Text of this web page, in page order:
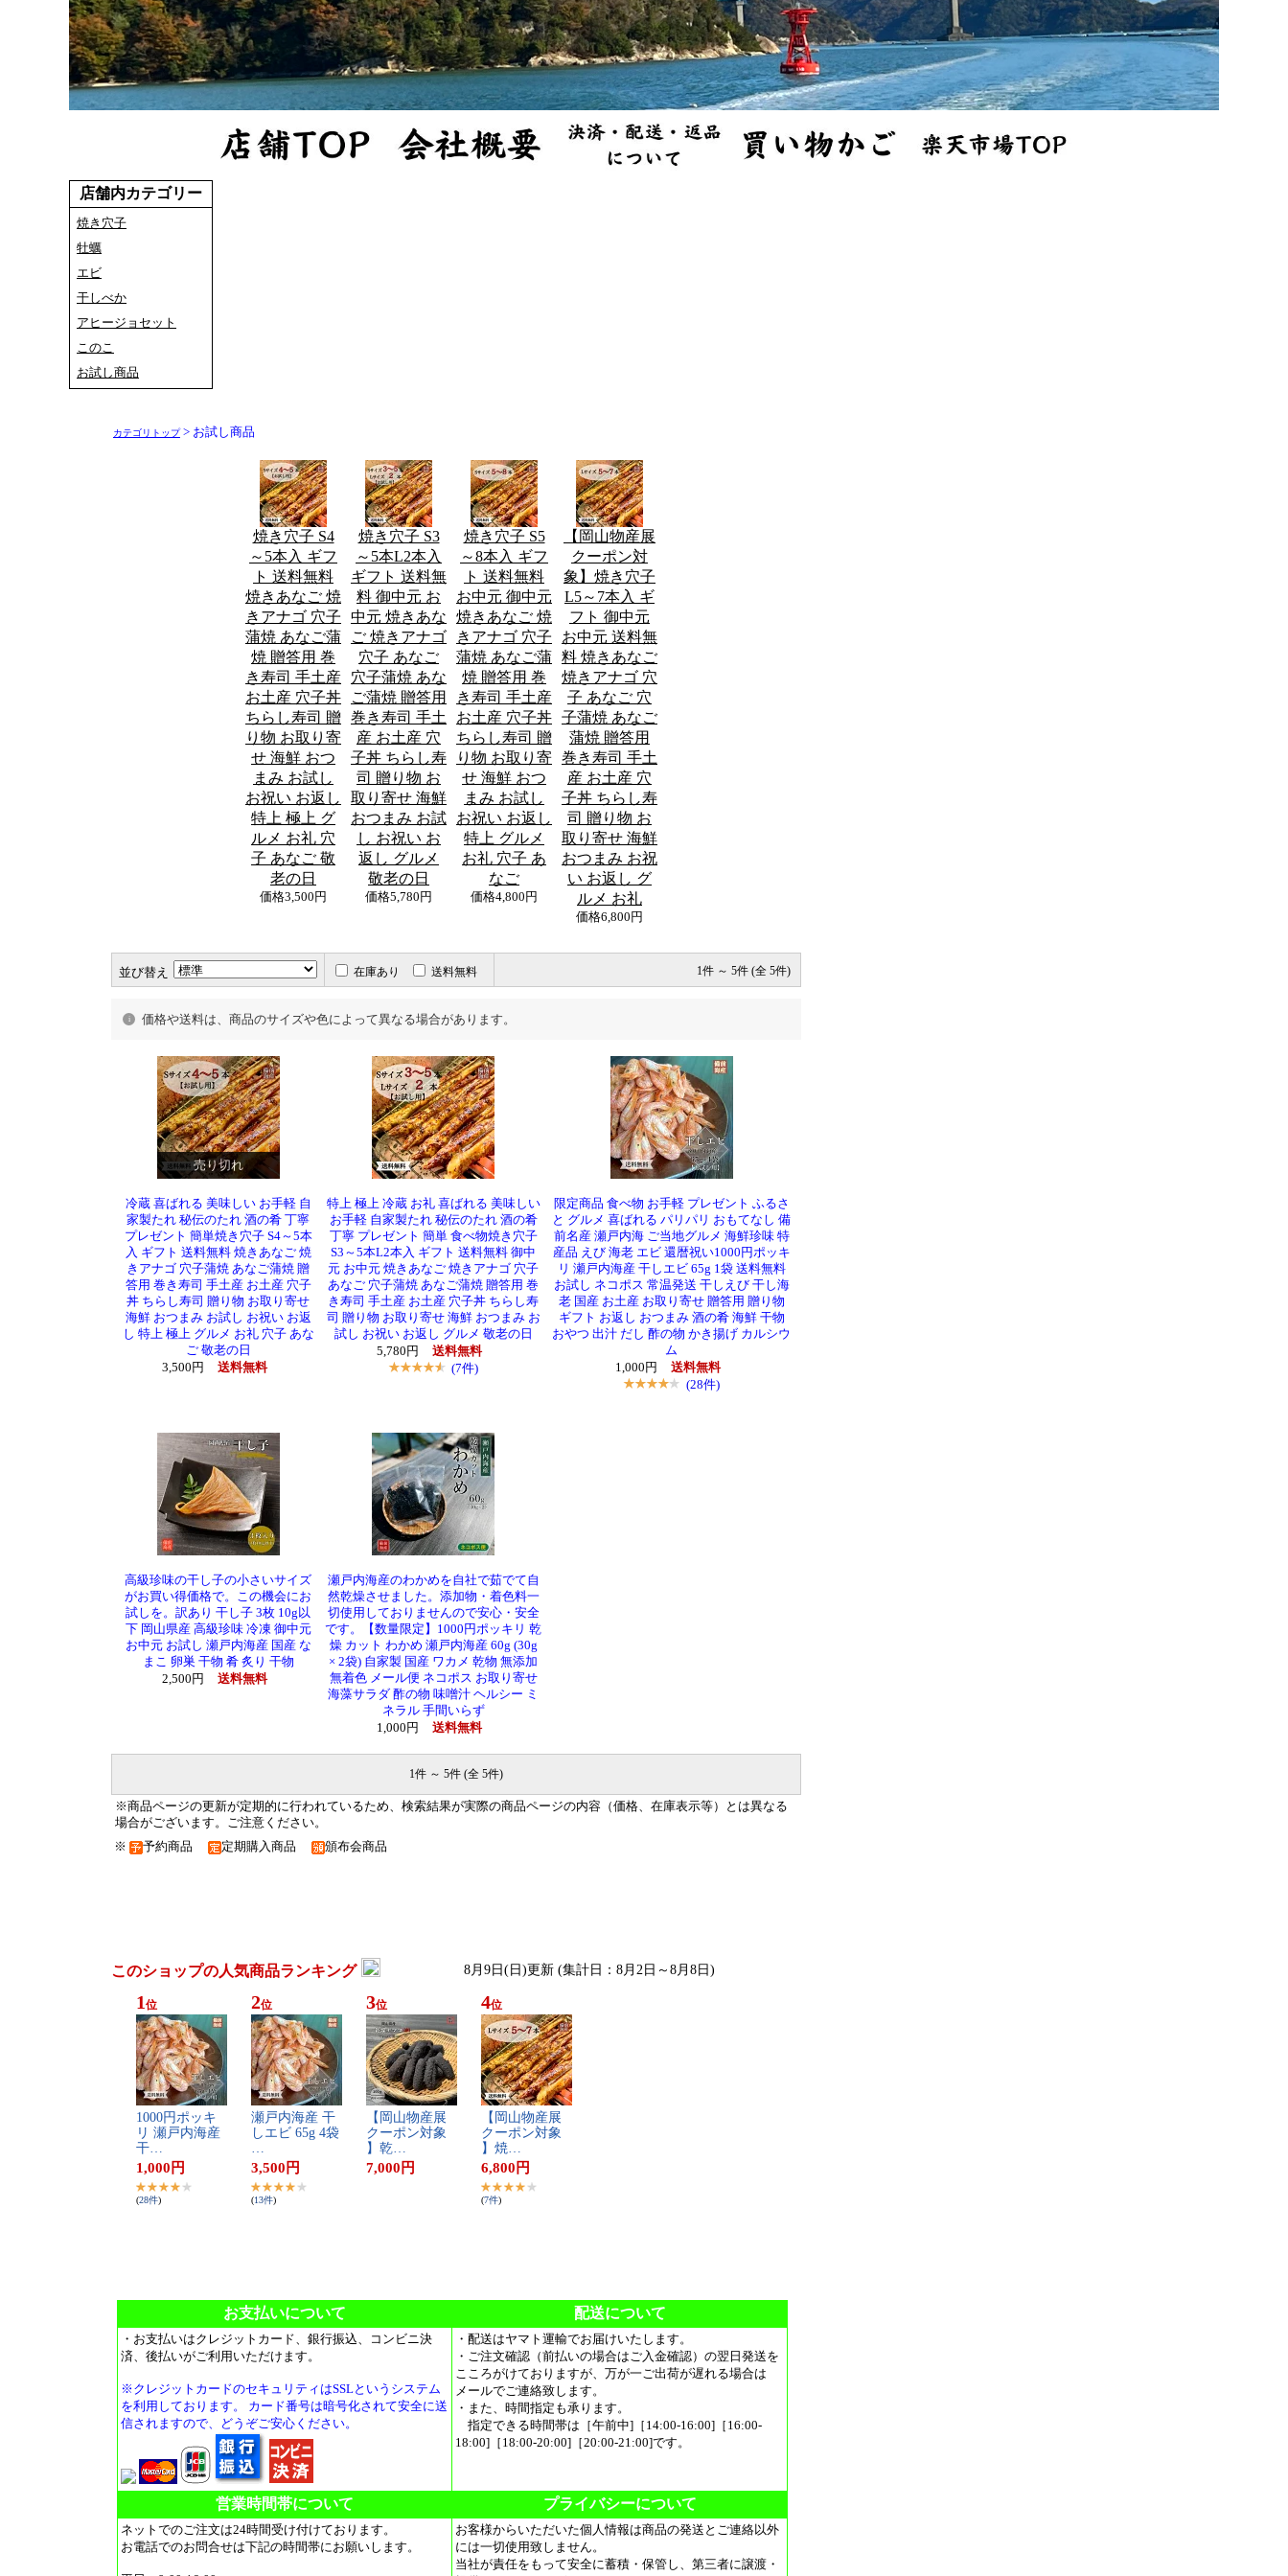
店舗内カテゴリー
焼き穴子
牡蠣
エビ
干しべか
アヒージョセット
このこ
お試し商品
カテゴリトップ> お試し商品
焼き穴子 S4
～5本入 ギフ
ト 送料無料
焼きあなご 焼
きアナゴ 穴子
蒲焼 あなご蒲
焼 贈答用 巻
き寿司 手土産
お土産 穴子丼
ちらし寿司 贈
り物 お取り寄
せ 海鮮 おつ
まみ お試し
お祝い お返し
特上 極上 グ
ルメ お礼 穴
子 あなご 敬
老の日
価格3,500円
焼き穴子 S3
～5本L2本入
ギフト 送料無
料 御中元 お
中元 焼きあな
ご 焼きアナゴ
穴子 あなご
穴子蒲焼 あな
ご蒲焼 贈答用
巻き寿司 手土
産 お土産 穴
子丼 ちらし寿
司 贈り物 お
取り寄せ 海鮮
おつまみ お試
し お祝い お
返し グルメ
敬老の日
価格5,780円
焼き穴子 S5
～8本入 ギフ
ト 送料無料
お中元 御中元
焼きあなご 焼
きアナゴ 穴子
蒲焼 あなご蒲
焼 贈答用 巻
き寿司 手土産
お土産 穴子丼
ちらし寿司 贈
り物 お取り寄
せ 海鮮 おつ
まみ お試し
お祝い お返し
特上 グルメ
お礼 穴子 あ
なご
価格4,800円
【岡山物産展
クーポン対
象】焼き穴子
L5～7本入 ギ
フト 御中元
お中元 送料無
料 焼きあなご
焼きアナゴ 穴
子 あなご 穴
子蒲焼 あなご
蒲焼 贈答用
巻き寿司 手土
産 お土産 穴
子丼 ちらし寿
司 贈り物 お
取り寄せ 海鮮
おつまみ お祝
い お返し グ
ルメ お礼
価格6,800円
並び替え 在庫あり 送料無料 1件 ～ 5件 (全 5件)
価格や送料は、商品のサイズや色によって異なる場合があります。
売り切れ
冷蔵 喜ばれる 美味しい お手軽 自
家製たれ 秘伝のたれ 酒の肴 丁寧
プレゼント 簡単焼き穴子 S4～5本
入 ギフト 送料無料 焼きあなご 焼
きアナゴ 穴子蒲焼 あなご蒲焼 贈
答用 巻き寿司 手土産 お土産 穴子
丼 ちらし寿司 贈り物 お取り寄せ
海鮮 おつまみ お試し お祝い お返
し 特上 極上 グルメ お礼 穴子 あな
ご 敬老の日
3,500円
送料無料
特上 極上 冷蔵 お礼 喜ばれる 美味しい
お手軽 自家製たれ 秘伝のたれ 酒の肴
丁寧 プレゼント 簡単 食べ物焼き穴子
S3～5本L2本入 ギフト 送料無料 御中
元 お中元 焼きあなご 焼きアナゴ 穴子
あなご 穴子蒲焼 あなご蒲焼 贈答用 巻
き寿司 手土産 お土産 穴子丼 ちらし寿
司 贈り物 お取り寄せ 海鮮 おつまみ お
試し お祝い お返し グルメ 敬老の日
5,780円
送料無料
(7件)
限定商品 食べ物 お手軽 プレゼント ふるさ
と グルメ 喜ばれる パリパリ おもてなし 備
前名産 瀬戸内海 ご当地グルメ 海鮮珍味 特
産品 えび 海老 エビ 還暦祝い1000円ポッキ
リ 瀬戸内海産 干しエビ 65g 1袋 送料無料
お試し ネコポス 常温発送 干しえび 干し海
老 国産 お土産 お取り寄せ 贈答用 贈り物
ギフト お返し おつまみ 酒の肴 海鮮 干物
おやつ 出汁 だし 酢の物 かき揚げ カルシウ
ム
1,000円
送料無料
(28件)
高級珍味の干し子の小さいサイズ
がお買い得価格で。この機会にお
試しを。訳あり 干し子 3枚 10g以
下 岡山県産 高級珍味 冷凍 御中元
お中元 お試し 瀬戸内海産 国産 な
まこ 卵巣 干物 肴 炙り 干物
2,500円
送料無料
瀬戸内海産のわかめを自社で茹でて自
然乾燥させました。添加物・着色料一
切使用しておりませんので安心・安全
です。【数量限定】1000円ポッキリ 乾
燥 カット わかめ 瀬戸内海産 60g (30g
× 2袋) 自家製 国産 ワカメ 乾物 無添加
無着色 メール便 ネコポス お取り寄せ
海藻サラダ 酢の物 味噌汁 ヘルシー ミ
ネラル 手間いらず
1,000円
送料無料
1件 ～ 5件 (全 5件)
※商品ページの更新が定期的に行われているため、検索結果が実際の商品ページの内容（価格、在庫表示等）とは異なる
場合がございます。ご注意ください。
※ 予約商品 定期購入商品 頒布会商品
このショップの人気商品ランキング 8月9日(日)更新 (集計日：8月2日～8月8日)
1 位
1​0​0​0​円​ポ​ッ​キ​
リ​ ​瀬​戸​内​海​産​ ​
干​…
1,000 円
(28件)
2位
瀬​戸​内​海​産​ ​干​
し​エ​ビ​ ​6​5​g​ ​4​袋​
​…
3,500 円
(13件)
3位
【​岡​山​物​産​展​
ク​ー​ポ​ン​対​象​
】​乾​…
7,000 円
4位
【​岡​山​物​産​展​
ク​ー​ポ​ン​対​象​
】​焼​…
6,800 円
(7件)
お支払いについて 配送について
・お支払いはクレジットカード、銀行振込、コンビニ決
済、後払いがご利用いただけます。
※クレジットカードのセキュリティはSSLというシステム
を利用しております。 カード番号は暗号化されて安全に送
信されますので、どうぞご安心ください。
・配送はヤマト運輸でお届けいたします。
・ご注文確認（前払いの場合はご入金確認）の翌日発送を
こころがけておりますが、万が一ご出荷が遅れる場合は
メールでご連絡致します。
・また、時間指定も承ります。
指定できる時間帯は［午前中]［14:00-16:00]［16:00-
18:00]［18:00-20:00]［20:00-21:00]です。
営業時間帯について プライバシーについて
ネットでのご注文は24時間受け付けております。
お電話でのお問合せは下記の時間帯にお願いします。
お客様からいただいた個人情報は商品の発送とご連絡以外
には一切使用致しません。
当社が責任をもって安全に蓄積・保管し、第三者に譲渡・